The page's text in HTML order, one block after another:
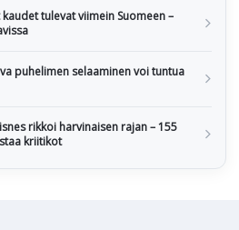
tulevat viimein Suomeen –
puhelimen selaaminen voi tuntua
rikkoi harvinaisen rajan – 155
kriitikot